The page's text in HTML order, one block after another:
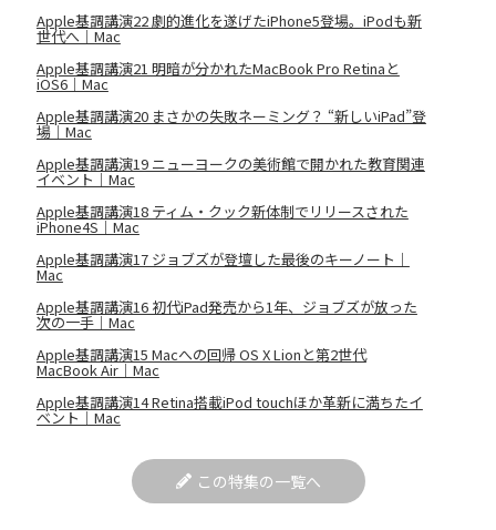
Apple基調講演22 劇的進化を遂げたiPhone5登場。iPodも新
世代へ｜Mac
Apple基調講演21 明暗が分かれたMacBook Pro Retinaと
iOS6｜Mac
Apple基調講演20 まさかの失敗ネーミング？ “新しいiPad”登
場｜Mac
Apple基調講演19 ニューヨークの美術館で開かれた教育関連
イベント｜Mac
Apple基調講演18 ティム・クック新体制でリリースされた
iPhone4S｜Mac
Apple基調講演17 ジョブズが登壇した最後のキーノート｜
Mac
Apple基調講演16 初代iPad発売から1年、ジョブズが放った
次の一手｜Mac
Apple基調講演15 Macへの回帰 OS X Lionと第2世代
MacBook Air｜Mac
Apple基調講演14 Retina搭載iPod touchほか革新に満ちたイ
ベント｜Mac
この特集の一覧へ